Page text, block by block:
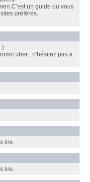
un guide ou vous
préférés.
uber , n'hésitez pas a
lire.
lire.